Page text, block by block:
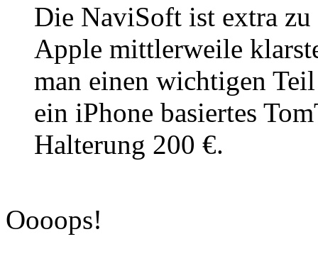
Die NaviSoft ist extra
Apple mittlerweile
man einen wichtigen
ein iPhone basiertes
Halterung 200 €.
Oooops!